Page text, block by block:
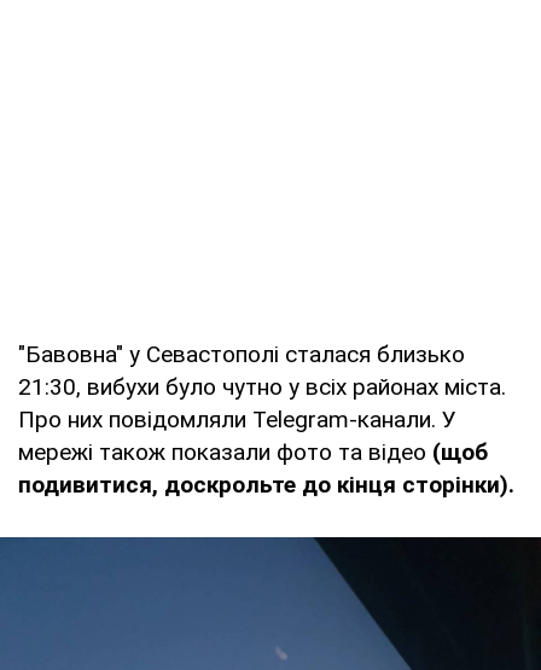
"Бавовна" у Севастополі сталася близько
21:30, вибухи було чутно у всіх районах міста.
Про них повідомляли Telegram-канали. У
мережі також показали фото та відео (щоб
подивитися, доскрольте до кінця сторінки).